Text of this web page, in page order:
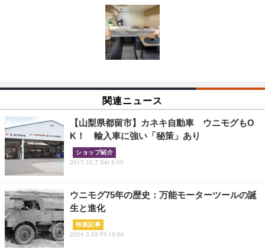
関連ニュース
【山梨県都留市】カネキ自動車 ウニモグもO
K！ 輸入車に強い「秘策」あり
ショップ紹介
2017.10.7 Sat 8:00
ウニモグ75年の歴史：万能モーターツールの誕
生と進化
特集記事
2024.3.29 Fri 19:00